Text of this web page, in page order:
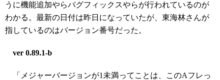
うに機能追加やらバグフィックスやらが行われているのが
わかる。最新の日付は昨日になっていたが、東海林さんが
指しているのはバージョン番号だった。
ver 0.89.1-b
「メジャーバージョンが1未満ってことは、このAフレっ